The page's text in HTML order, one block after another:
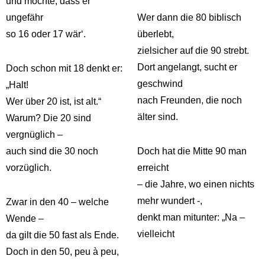
ungefähr
so 16 oder 17 wär‘.
Doch schon mit 18 denkt er:
„Halt!
Wer über 20 ist, ist alt.“
Warum? Die 20 sind
vergnüglich –
auch sind die 30 noch
vorzüglich.
Zwar in den 40 – welche
Wende –
da gilt die 50 fast als Ende.
Doch in den 50, peu à peu,
Wer dann die 80 biblisch
überlebt,
zielsicher auf die 90 strebt.
Dort angelangt, sucht er
geschwind
nach Freunden, die noch
älter sind.
Doch hat die Mitte 90 man
erreicht
– die Jahre, wo einen nichts
mehr wundert -,
denkt man mitunter: „Na –
vielleicht